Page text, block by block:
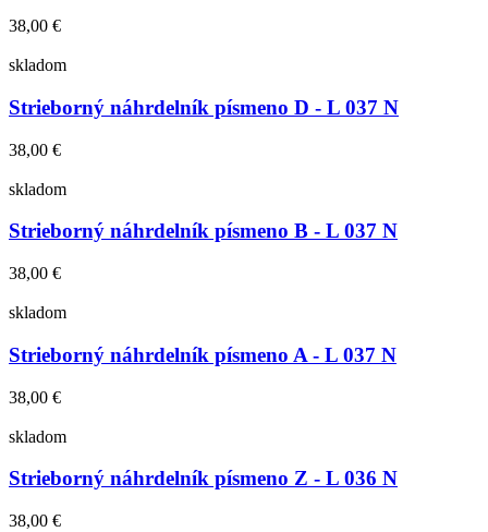
38,00 €
skladom
Strieborný náhrdelník písmeno D - L 037 N
38,00 €
skladom
Strieborný náhrdelník písmeno B - L 037 N
38,00 €
skladom
Strieborný náhrdelník písmeno A - L 037 N
38,00 €
skladom
Strieborný náhrdelník písmeno Z - L 036 N
38,00 €